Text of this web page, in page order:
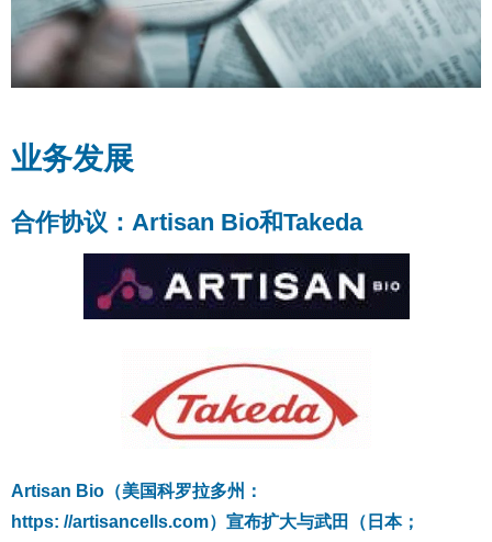
业务发展
合作协议：Artisan Bio和Takeda
Artisan Bio（美国科罗拉多州：
https: //artisancells.com）宣布扩大与武田（日本；